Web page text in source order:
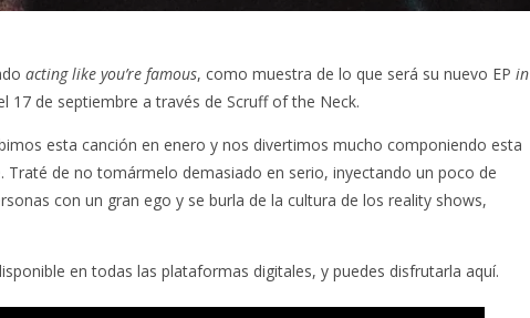
acting like you’re famous, como muestra de lo que será su nuevo EP in
17 de septiembre a través de Scruff of the Neck.
esta canción en enero y nos divertimos mucho componiendo esta
Traté de no tomármelo demasiado en serio, inyectando un poco de
con un gran ego y se burla de la cultura de los reality shows,
en todas las plataformas digitales, y puedes disfrutarla aquí.